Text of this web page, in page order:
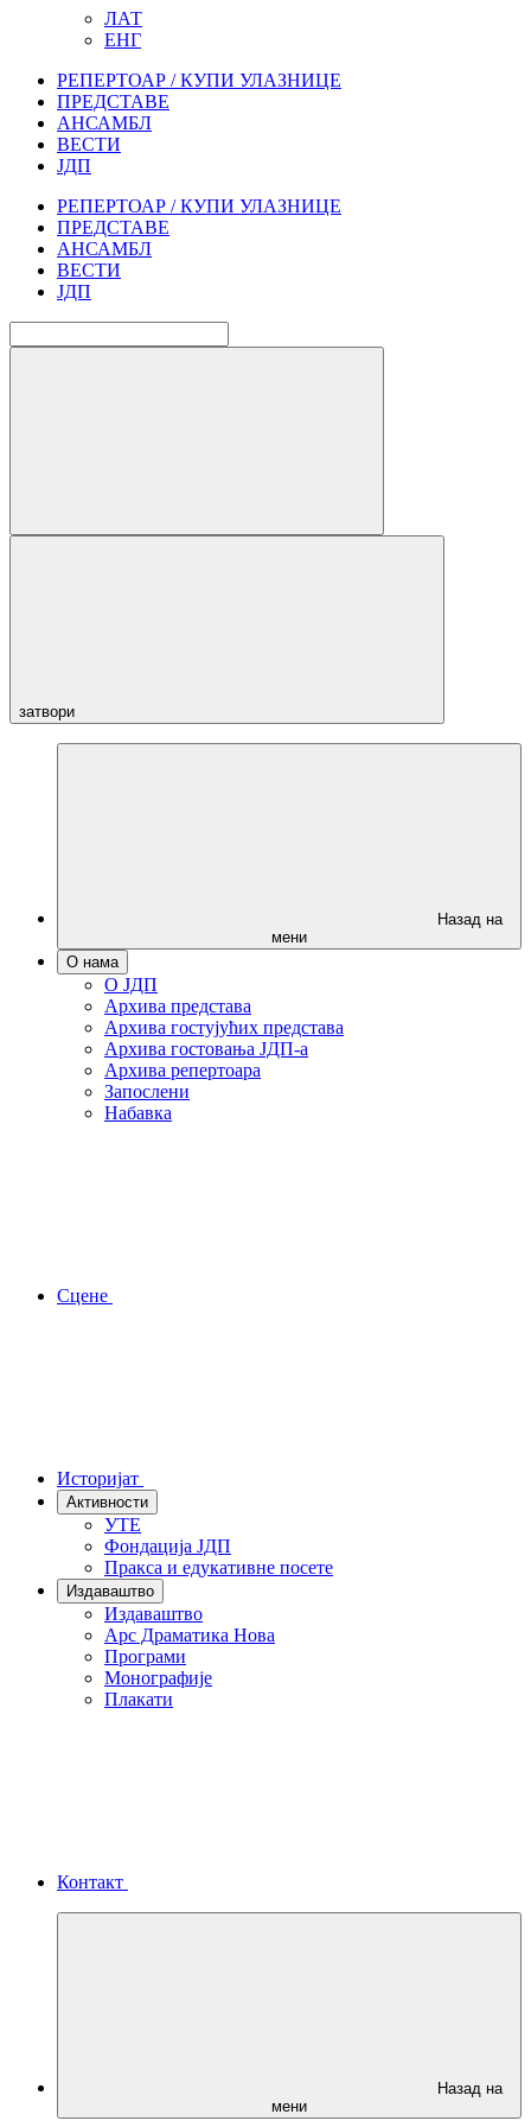
ЛАТ
ЕНГ
РЕПЕРТОАР / КУПИ УЛАЗНИЦЕ
ПРЕДСТАВЕ
АНСАМБЛ
ВЕСТИ
ЈДП
РЕПЕРТОАР / КУПИ УЛАЗНИЦЕ
ПРЕДСТАВЕ
АНСАМБЛ
ВЕСТИ
ЈДП
затвори
Назад на
мени
О нама
О ЈДП
Архива представа
Архива гостујућих представа
Архива гостовања ЈДП-а
Архива репертоара
Запослени
Набавка
Сцене
Историјат
Активности
УТЕ
Фондација ЈДП
Пракса и едукативне посете
Издаваштво
Издаваштво
Арс Драматика Нова
Програми
Монографије
Плакати
Контакт
Назад на
мени